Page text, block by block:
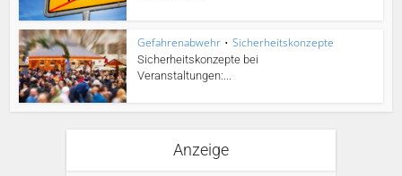
Gefahrenabwehr • Sicherheitskonzepte
Sicherheitskonzepte bei
Veranstaltungen:...
Anzeige